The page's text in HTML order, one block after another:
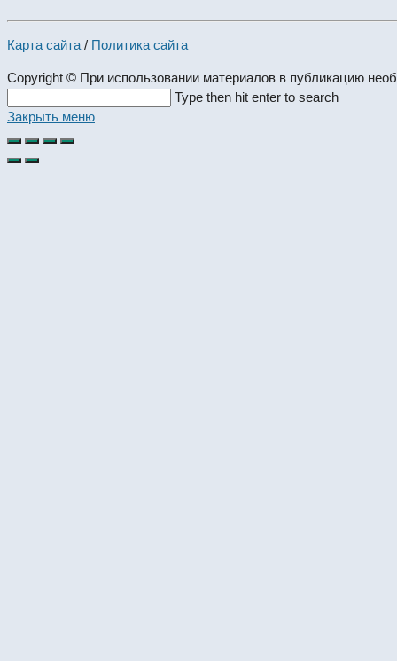
Карта сайта/ Политика сайта
Copyright © При использовании материалов в публикацию
this
website
Type then hit enter to search
Закрыть меню